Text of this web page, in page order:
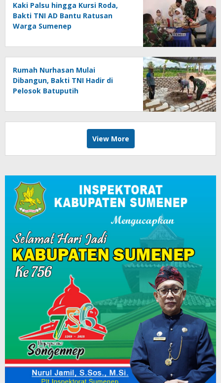
Kaki Palsu hingga Kursi Roda,
Bakti TNI AD Bantu Ratusan
Warga Sumenep
Rumah Nurhasan Mulai
Dibangun, Bakti TNI Hadir di
Pelosok Batuputih
View More